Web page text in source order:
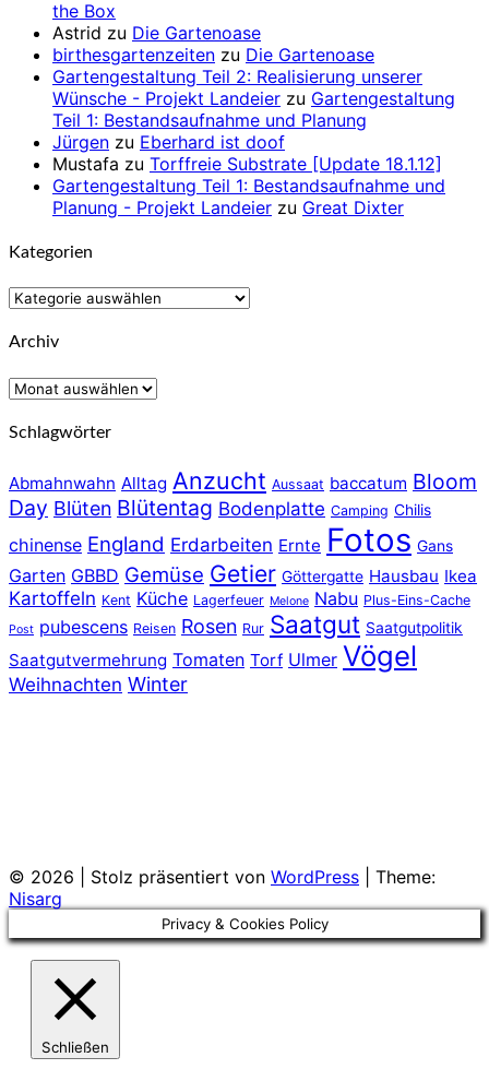
the Box
Astrid zu Die Gartenoase
birthesgartenzeiten zu Die Gartenoase
Gartengestaltung Teil 2: Realisierung unserer
Wünsche - Projekt Landeier zu Gartengestaltung
Teil 1: Bestandsaufnahme und Planung
Jürgen zu Eberhard ist doof
Mustafa zu Torffreie Substrate [Update 18.1.12]
Gartengestaltung Teil 1: Bestandsaufnahme und
Planung - Projekt Landeier zu Great Dixter
Kategorien
Kategorien
Archiv
Archiv
Schlagwörter
Abmahnwahn Alltag Anzucht Aussaat baccatum Bloom
Day Blüten Blütentag Bodenplatte Camping Chilis
chinense England Erdarbeiten Ernte Fotos Gans
Garten GBBD Gemüse Getier Göttergatte Hausbau Ikea
Kartoffeln Kent Küche Lagerfeuer Melone Nabu Plus-Eins-Cache
Post pubescens Reisen Rosen Rur Saatgut Saatgutpolitik
Saatgutvermehrung Tomaten Torf Ulmer Vögel
Weihnachten Winter
© 2026 Stolz präsentiert von WordPress
Theme:
Nisarg
Privacy & Cookies Policy
Schließen